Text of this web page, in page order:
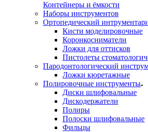
Контейнеры и ёмкости
Наборы инструментов
Ортопедический
Кисти моделировочные
Коронкосниматели
Ложки для оттисков
Пистолеты
Пародонтологический
Ложки кюретажные
Полировочные инструменты
Диски шлифовальные
Дискодержатели
Полиры
Полоски шлифовальные
Фильцы